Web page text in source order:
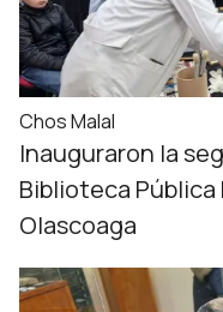
Chos Malal
Inauguraron la
Biblioteca Pública
Olascoaga